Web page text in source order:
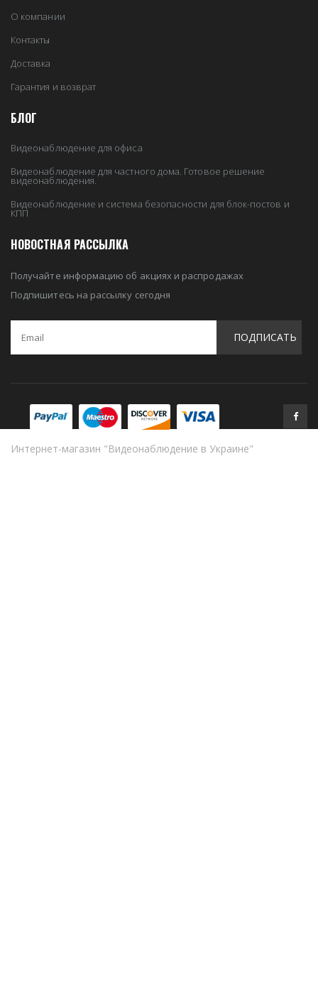
О компании
Контакты
Доставка
Гарантия и возврат
БЛОГ
Видеонаблюдение для офиса
Видеонаблюдение для частного дома. Готовое решение
видеонаблюдения.
Видеонаблюдение и система безопасности для блок-постов и
КПП
НОВОСТНАЯ РАССЫЛКА
Получайте информацию об акциях и распродажах
Подпишитесь на рассылку сегодня
ПОДПИСАТЬ
Интернет-магазин "Видеонаблюдение в Украине"